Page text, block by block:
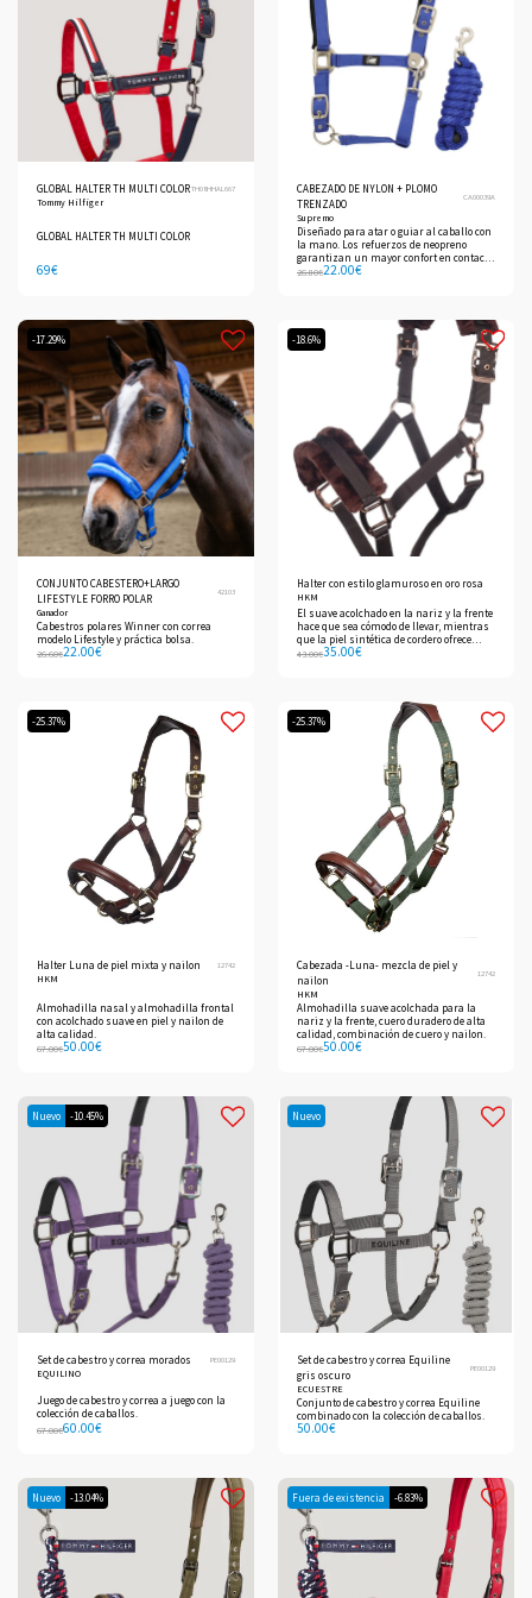
GLOBAL HALTER TH MULTI COLORTH08HHAL667
Tommy Hilfiger
GLOBAL HALTER TH MULTI COLOR
69€
CABEZADO DE NYLON + PLOMO
TRENZADO
CA00039A
Supremo
Diseñado para atar o guiar al caballo con
la mano. Los refuerzos de neopreno
garantizan un mayor confort en contacto
con la piel del caballo.
26.80€22.00€
-17.29%
CONJUNTO CABESTERO+LARGO
LIFESTYLE FORRO POLAR
42103
Ganador
Cabestros polares Winner con correa
modelo Lifestyle y práctica bolsa.
26.60€22.00€
-18.6%
Halter con estilo glamuroso en oro rosa
HKM
El suave acolchado en la nariz y la frente
hace que sea cómodo de llevar, mientras
que la piel sintética de cordero ofrece
protección adicional y un aspecto
43.00€35.00€
-25.37%
Halter Luna de piel mixta y nailon 12742
HKM
Almohadilla nasal y almohadilla frontal
con acolchado suave en piel y nailon de
alta calidad.
67.00€50.00€
-25.37%
Cabezada -Luna- mezcla de piel y
nailon
12742
HKM
Almohadilla suave acolchada para la
nariz y la frente, cuero duradero de alta
calidad, combinación de cuero y nailon.
67.00€50.00€
Nuevo -10.45%
Set de cabestro y correa morados PE00129
EQUILINO
Juego de cabestro y correa a juego con la
colección de caballos.
67.00€60.00€
Nuevo
Set de cabestro y correa Equiline
gris oscuro
PE00129
ECUESTRE
Conjunto de cabestro y correa Equiline
combinado con la colección de caballos.
50.00€
Nuevo -13.04% Fuera de existencia -6.83%